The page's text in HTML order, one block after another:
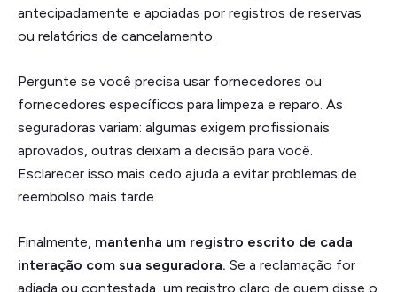
antecipadamente e apoiadas por registros de reservas
ou relatórios de cancelamento.
Pergunte se você precisa usar fornecedores ou
fornecedores específicos para limpeza e reparo. As
seguradoras variam: algumas exigem profissionais
aprovados, outras deixam a decisão para você.
Esclarecer isso mais cedo ajuda a evitar problemas de
reembolso mais tarde.
Finalmente, mantenha um registro escrito de cada
interação com sua seguradora. Se a reclamação for
adiada ou contestada, um registro claro de quem disse o